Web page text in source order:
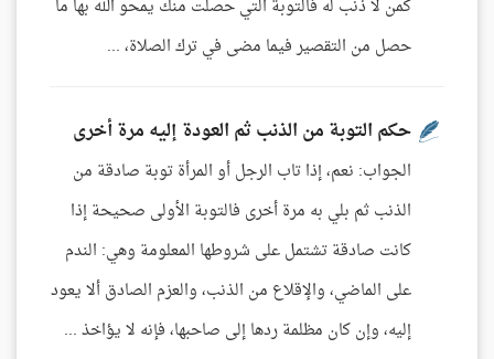
كمن لا ذنب له فالتوبة التي حصلت منك يمحو الله بها ما
حصل من التقصير فيما مضى في ترك الصلاة، ...
حكم التوبة من الذنب ثم العودة إليه مرة أخرى
الجواب: نعم، إذا تاب الرجل أو المرأة توبة صادقة من
الذنب ثم بلي به مرة أخرى فالتوبة الأولى صحيحة إذا
كانت صادقة تشتمل على شروطها المعلومة وهي: الندم
على الماضي، والإقلاع من الذنب، والعزم الصادق ألا يعود
إليه، وإن كان مظلمة ردها إلى صاحبها، فإنه لا يؤاخذ ...